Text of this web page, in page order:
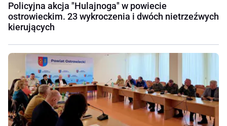
Policyjna akcja "Hulajnoga" w powiecie
ostrowieckim. 23 wykroczenia i dwóch nietrzeźwych
kierujących